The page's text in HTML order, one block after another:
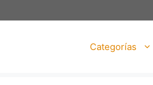
Categorías